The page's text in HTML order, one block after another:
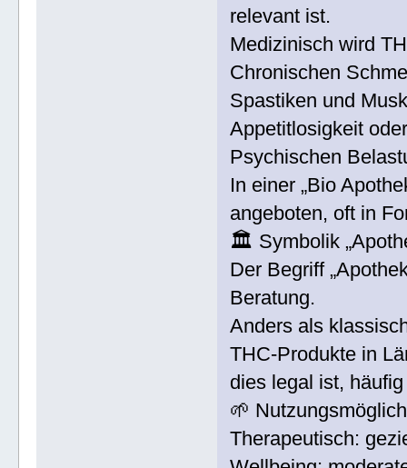
relevant ist.
Medizinisch wird
Chronischen
Spastiken und
Appetitlosigkeit
Psychischen
In einer „Bio
angeboten, oft in
🏛 Symbolik
Der Begriff
Beratung.
Anders als
THC-Produkte in
dies legal ist,
🌱
Therapeutisch: